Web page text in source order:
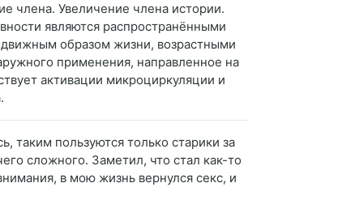
члена. Увеличение члена истории.
являются распространёнными
образом жизни, возрастными
применения, направленное на
активации микроциркуляции и
таким пользуются только старики за
сложного. Заметил, что стал как-то
в мою жизнь вернулся секс, и